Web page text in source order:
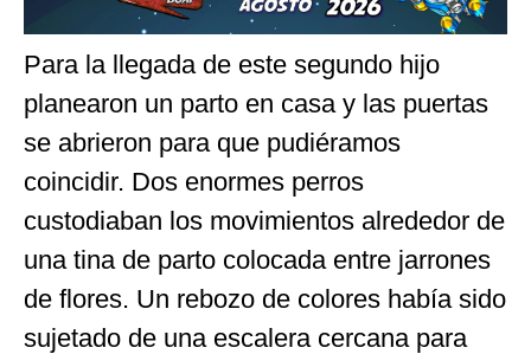
Para la llegada de este segundo hijo
planearon un parto en casa y las puertas
se abrieron para que pudiéramos
coincidir. Dos enormes perros
custodiaban los movimientos alrededor de
una tina de parto colocada entre jarrones
de flores. Un rebozo de colores había sido
sujetado de una escalera cercana para